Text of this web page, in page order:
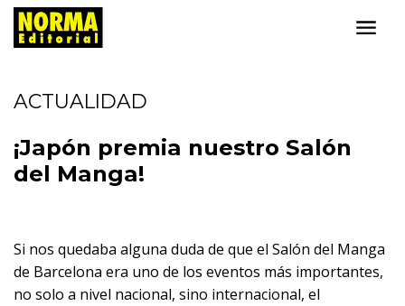
ACTUALIDAD
¡Japón premia nuestro Salón
del Manga!
Si nos quedaba alguna duda de que el Salón del Manga
de Barcelona era uno de los eventos más importantes,
no solo a nivel nacional, sino internacional, el